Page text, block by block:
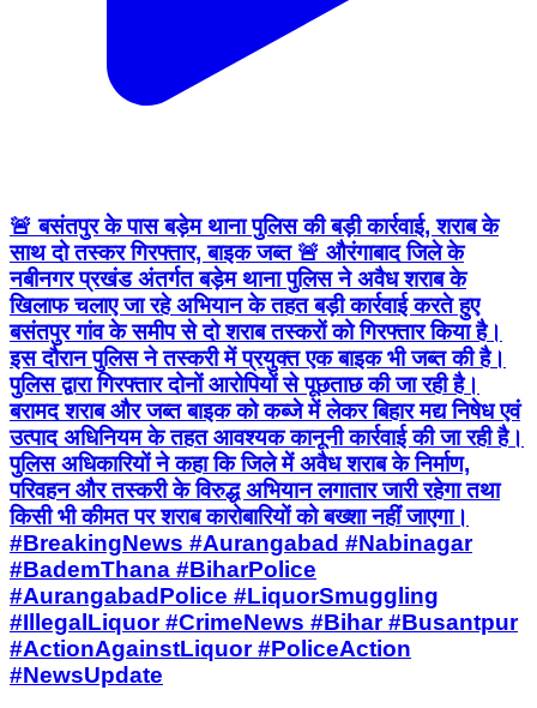
🚨 बसंतपुर के पास बड़ेम थाना पुलिस की बड़ी कार्रवाई, शराब के
साथ दो तस्कर गिरफ्तार, बाइक जब्त 🚨 औरंगाबाद जिले के
नबीनगर प्रखंड अंतर्गत बड़ेम थाना पुलिस ने अवैध शराब के
खिलाफ चलाए जा रहे अभियान के तहत बड़ी कार्रवाई करते हुए
बसंतपुर गांव के समीप से दो शराब तस्करों को गिरफ्तार किया है।
इस दौरान पुलिस ने तस्करी में प्रयुक्त एक बाइक भी जब्त की है।
पुलिस द्वारा गिरफ्तार दोनों आरोपियों से पूछताछ की जा रही है।
बरामद शराब और जब्त बाइक को कब्जे में लेकर बिहार मद्य निषेध एवं
उत्पाद अधिनियम के तहत आवश्यक कानूनी कार्रवाई की जा रही है।
पुलिस अधिकारियों ने कहा कि जिले में अवैध शराब के निर्माण,
परिवहन और तस्करी के विरुद्ध अभियान लगातार जारी रहेगा तथा
किसी भी कीमत पर शराब कारोबारियों को बख्शा नहीं जाएगा।
#BreakingNews #Aurangabad #Nabinagar
#BademThana #BiharPolice
#AurangabadPolice #LiquorSmuggling
#IllegalLiquor #CrimeNews #Bihar #Busantpur
#ActionAgainstLiquor #PoliceAction
#NewsUpdate